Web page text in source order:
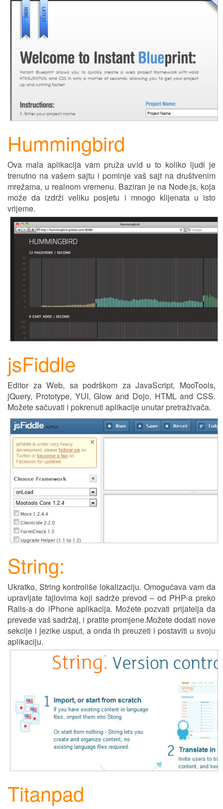
Hummingbird
Ova mala aplikacija vam pruža uvid u to koliko ljudi je
trenutno na vašem sajtu i pominje vaš sajt na društvenim
mrežama, u realnom vremenu. Baziran je na Node.js, koja
može da izdrži veliku posjetu i mnogo klijenata u isto
vrijeme.
jsFiddle
Editor za Web, sa podrškom za JavaScript, MooTools,
jQuery, Prototype, YUI, Glow and Dojo, HTML and CSS.
Možete sačuvati i pokrenuti aplikacije unutar pretraživača.
String:
Ukratko, String kontroliše lokalizaciju. Omogućava vam da
upravljate fajlovima koji sadrže prevod – od PHP-a preko
Rails-a do iPhone aplikacija. Možete pozvati prijatelja da
prevede vaš sadržaj, i pratite promjene.Možete dodati nove
sekcije i jezike usput, a onda ih preuzeti i postaviti u svoju
aplikaciju.
Titanpad